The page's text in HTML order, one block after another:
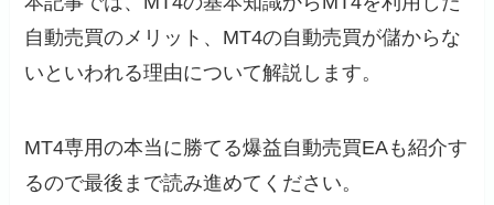
自動売買のメリット、MT4の自動売買が儲からな
いといわれる理由について解説します。
MT4専用の本当に勝てる爆益自動売買EAも紹介す
るので最後まで読み進めてください。